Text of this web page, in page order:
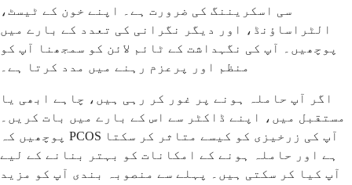
سی اسکریننگ کی ضرورت ہے۔ اپنے خون کے ٹیسٹ،
الٹراساؤنڈ، اور دیگر نگرانی کی تعدد کے بارے میں
پوچھیں۔ آپ کی نگہداشت کے ٹائم لائن کو سمجھنا آپ کو
منظم اور پرعزم رہنے میں مدد کرتا ہے۔
اگر آپ حاملہ ہونے پر غور کر رہی ہیں، چاہے ابھی یا
مستقبل میں، اپنے ڈاکٹر سے اس کے بارے میں بات کریں۔
پوچھیں کہ PCOS آپ کی زرخیزی کو کیسے متاثر کر سکتا
ہے اور حاملہ ہونے کے امکانات کو بہتر بنانے کے لیے
آپ کیا کر سکتی ہیں۔ پہلے سے منصوبہ بندی آپ کو مزید